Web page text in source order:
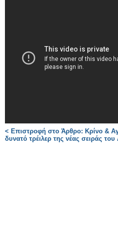
< Επιστροφή στο Άρθρο: Κρίνο &
δυνατό τρέιλερ της νέας σειράς